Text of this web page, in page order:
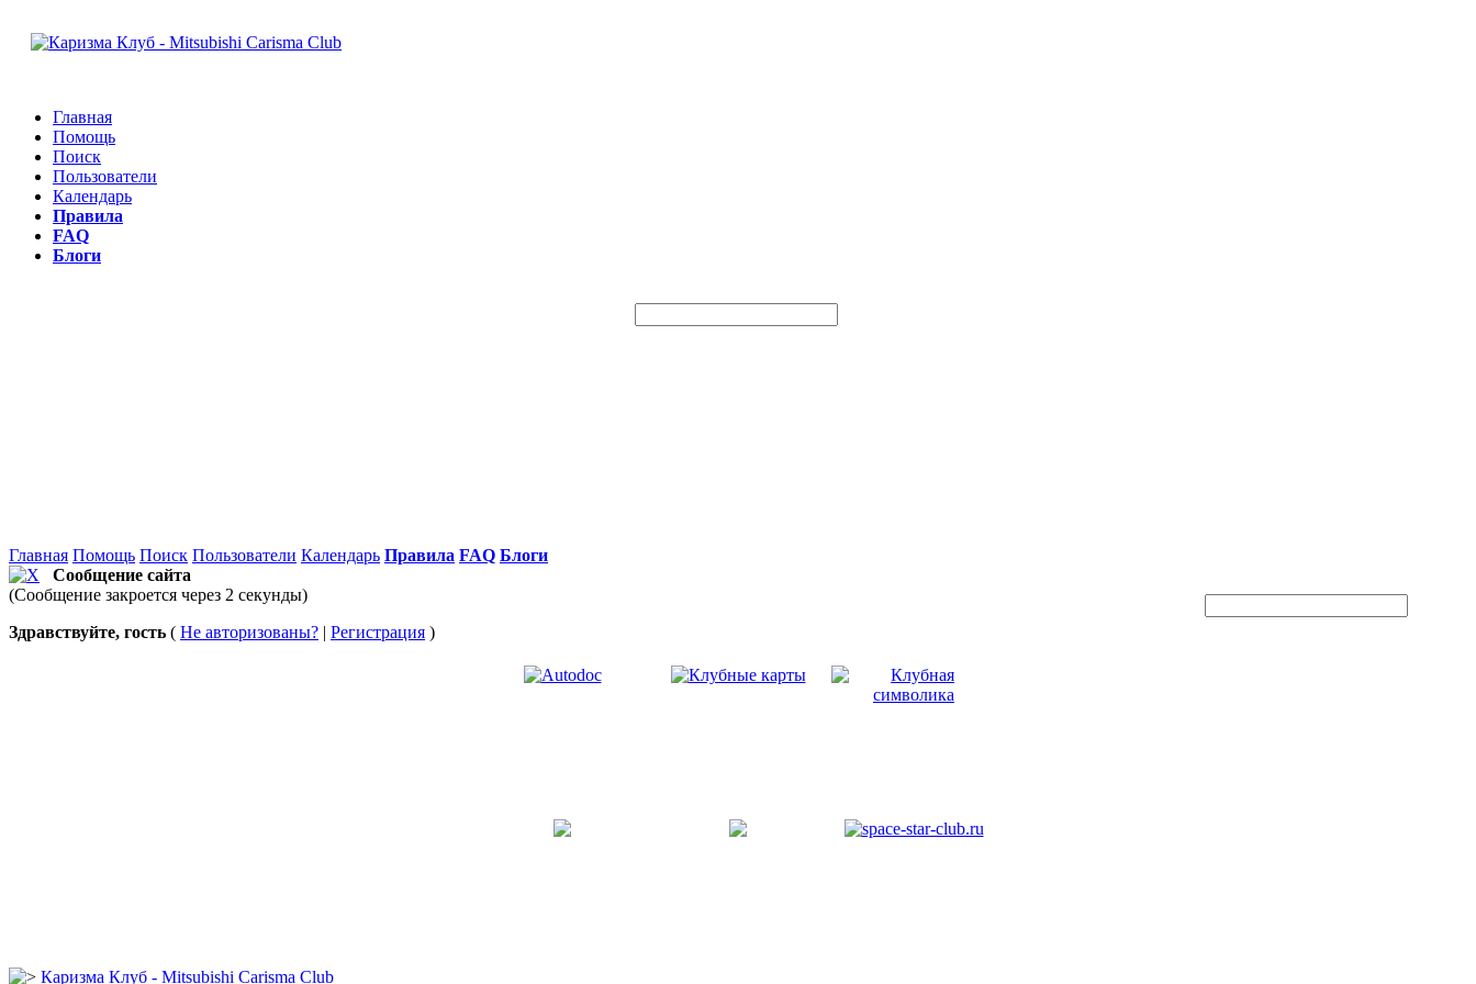
Главная
Помощь
Поиск
Пользователи
Календарь
Правила
FAQ
Блоги
Главная Помощь Поиск Пользователи Календарь Правила FAQ Блоги
Сообщение сайта
(Сообщение закроется через 2 секунды)
Здравствуйте, гость ( Не авторизованы? | Регистрация )
Каризма Клуб - Mitsubishi Carisma Club